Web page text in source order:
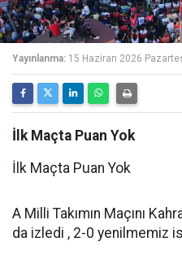
Yayınlanma: 15 Haziran 2026
İlk Maçta Puan Yok
İlk Maçta Puan Yok
A Milli Takımın Maçını
da izledi , 2-0 yenilmemiz